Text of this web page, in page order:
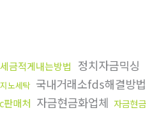
세금적게내는방법 정치자금믹싱
노세탁 국내거래소fds해결방법
판매처 자금현금화업체 자금현금